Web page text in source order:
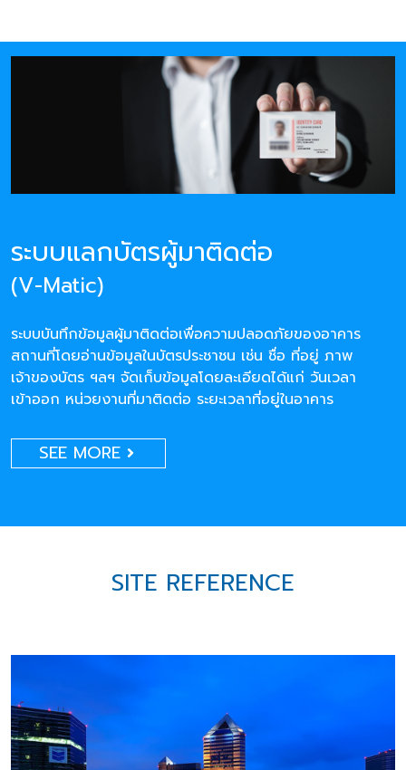
ระบบแลกบัตรผู้มาติดต่อ
(V-Matic)
ระบบบันทึกข้อมูลผู้มาติดต่อเพื่อความปลอดภัยของอาคาร
สถานที่โดยอ่านข้อมูลในบัตรประชาชน เช่น ชื่อ ที่อยู่ ภาพ
เจ้าของบัตร ฯลฯ จัดเก็บข้อมูลโดยละเอียดได้แก่ วันเวลา
เข้าออก หน่วยงานที่มาติดต่อ ระยะเวลาที่อยู่ในอาคาร
SEE MORE
SITE REFERENCE